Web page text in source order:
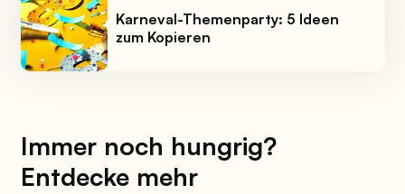
Karneval-Themenparty: 5 Ideen
zum Kopieren
Immer noch hungrig?
Entdecke mehr